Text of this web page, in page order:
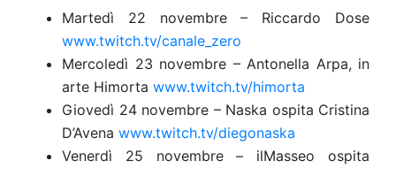
Martedì 22 novembre – Riccardo Dose
www.twitch.tv/canale_zero
Mercoledì 23 novembre – Antonella Arpa, in
arte Himorta www.twitch.tv/himorta
Giovedì 24 novembre – Naska ospita Cristina
D’Avena www.twitch.tv/diegonaska
Venerdì 25 novembre – ilMasseo ospita